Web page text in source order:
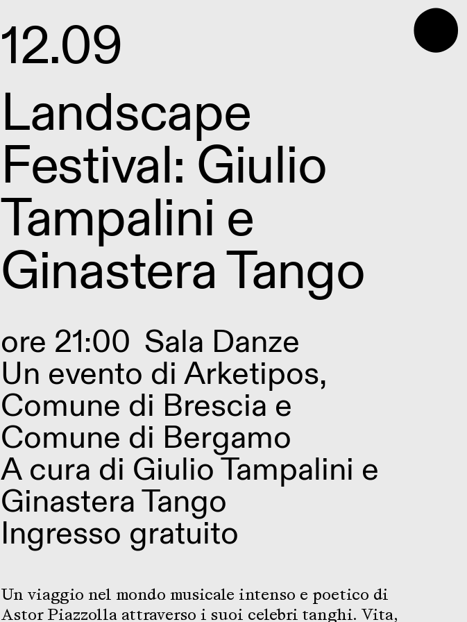
⬤
12.09
Landscape
Festival: Giulio
Tampalini e
Ginastera Tango
ore 21:00 Sala Danze
Un evento di Arketipos,
Comune di Brescia e
Comune di Bergamo
A cura di Giulio Tampalini e
Ginastera Tango
Ingresso gratuito
Un viaggio nel mondo musicale intenso e poetico di
Astor Piazzolla attraverso i suoi celebri tanghi. Vita,